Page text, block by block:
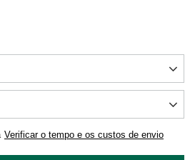
Verificar o tempo e os custos de envio